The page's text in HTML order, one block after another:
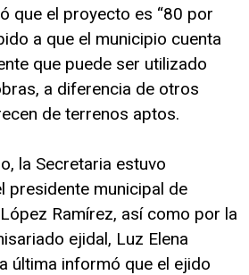
que el proyecto es “80 por
a que el municipio cuenta
que puede ser utilizado
a diferencia de otros
de terrenos aptos.
la Secretaria estuvo
presidente municipal de
Ramírez, así como por la
ejidal, Luz Elena
última informó que el ejido